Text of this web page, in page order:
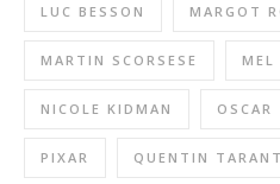
LUC BESSON MARGOT
MARTIN SCORSESE MEL
NICOLE KIDMAN OSCAR
PIXAR QUENTIN